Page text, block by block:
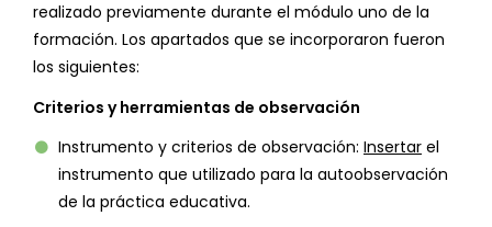
realizado previamente durante el módulo uno de la
formación. Los apartados que se incorporaron fueron
los siguientes:
Criterios y herramientas de observación
Instrumento y criterios de observación: Insertar el
instrumento que utilizado para la autoobservación
de la práctica educativa.